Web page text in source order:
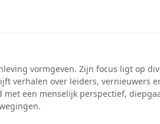
vormgeven. Zijn focus ligt op
verhalen over leiders, vernieuwers
een menselijk perspectief,